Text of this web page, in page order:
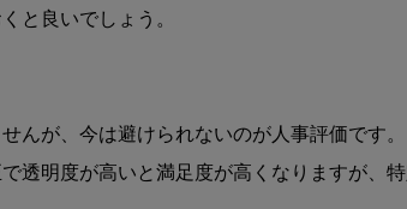
と良いでしょう。
んが、今は避けられないのが人事評価です
透明度が高いと満足度が高くなりますが、